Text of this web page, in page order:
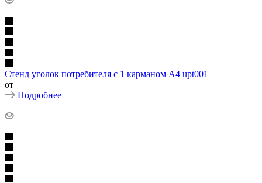
Стенд уголок потребителя с 1 карманом А4 upt001
от
Подробнее